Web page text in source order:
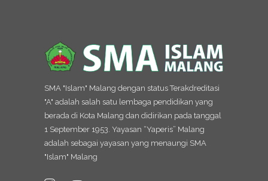
SMA "Islam" Malang dengan status Terakdreditasi
"A" adalah salah satu lembaga pendidikan yang
berada di Kota Malang dan didirikan pada tanggal
1 September 1953. Yayasan “Yaperis” Malang
adalah sebagai yayasan yang menaungi SMA
"Islam" Malang